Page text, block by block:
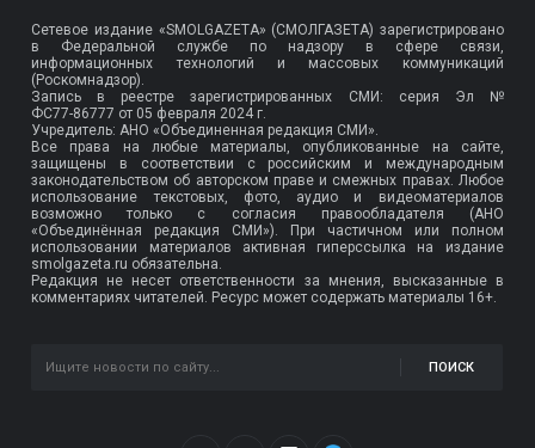
Сетевое издание «SMOLGAZETA» (СМОЛГАЗЕТА) зарегистрировано
в Федеральной службе по надзору в сфере связи,
информационных технологий и массовых коммуникаций
(Роскомнадзор).
Запись в реестре зарегистрированных СМИ: серия Эл №
ФС77-86777 от 05 февраля 2024 г.
Учредитель: АНО «Объединенная редакция СМИ».
Все права на любые материалы, опубликованные на сайте,
защищены в соответствии с российским и международным
законодательством об авторском праве и смежных правах. Любое
использование текстовых, фото, аудио и видеоматериалов
возможно только с согласия правообладателя (АНО
«Объединённая редакция СМИ»). При частичном или полном
использовании материалов активная гиперссылка на издание
smolgazeta.ru обязательна.
Редакция не несет ответственности за мнения, высказанные в
комментариях читателей. Ресурс может содержать материалы 16+.
ПОИСК